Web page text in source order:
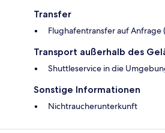
Transfer
Flughafentransfer auf Anfrage
Transport außerhalb des
Shuttleservice in die
Sonstige Informationen
Nichtraucherunterkunft